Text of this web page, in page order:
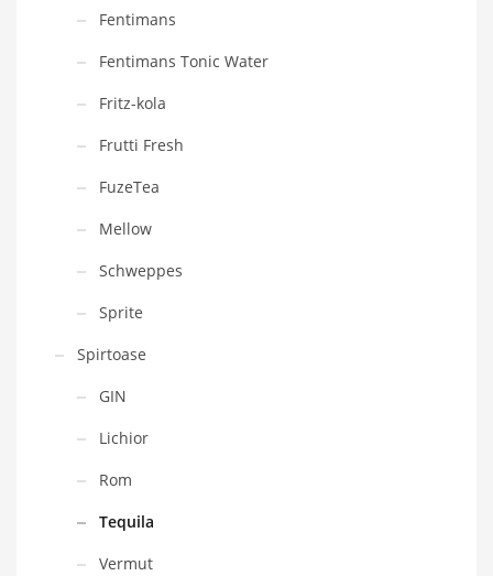
Fentimans
Fentimans Tonic Water
Fritz-kola
Frutti Fresh
FuzeTea
Mellow
Schweppes
Sprite
Spirtoase
GIN
Lichior
Rom
Tequila
Vermut